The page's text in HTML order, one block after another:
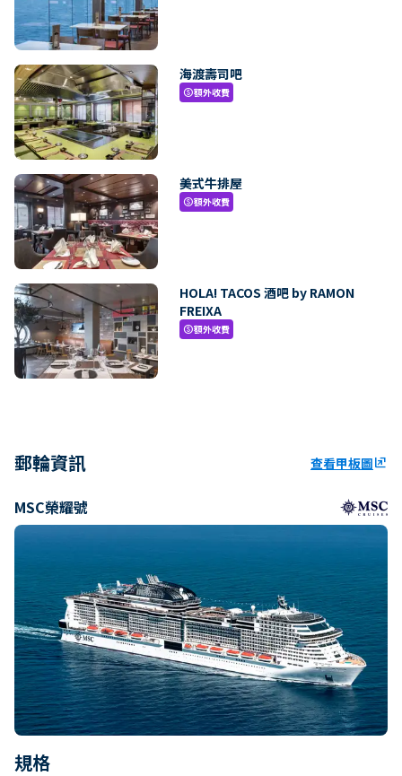
海渡壽司吧
paid額外收費
美式牛排屋
paid額外收費
HOLA! TACOS 酒吧 by RAMON
FREIXA
paid額外收費
郵輪資訊 查看甲板圖ungroup
MSC榮耀號
規格